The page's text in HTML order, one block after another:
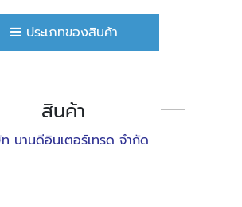
ประเภทของสินค้า
สินค้า
นานดีอินเตอร์เทรด จำกัด